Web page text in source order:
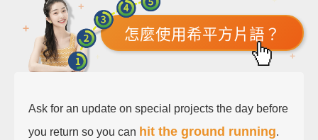
怎麼使用希平方片語？
Ask for an update on special projects the day before
you return so you can hit the ground running.